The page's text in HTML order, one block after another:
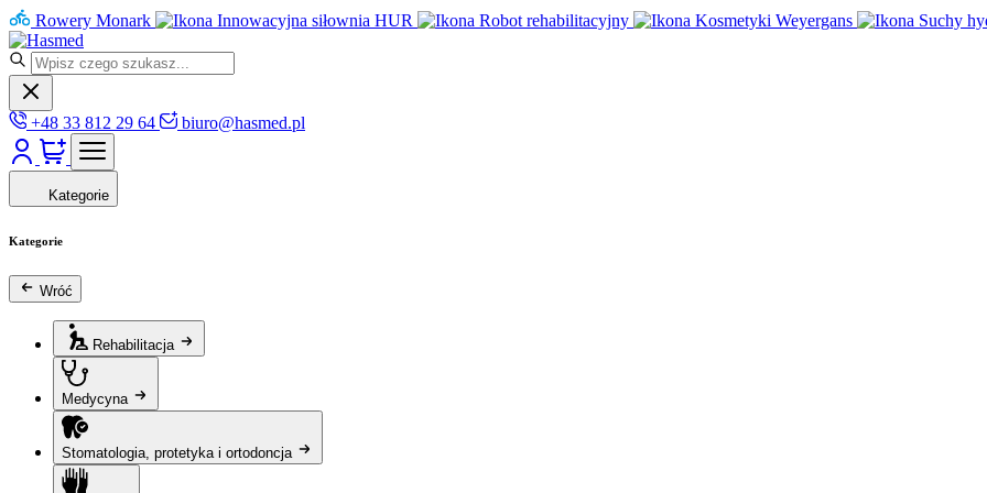
Rowery Monark Innowacyjna siłownia HUR Robot rehabilitacyjny Kosmetyki Weyergans Suchy
+48 33 812 29 64 biuro@hasmed.pl
Kategorie
Kategorie
Wróć
Rehabilitacja
Medycyna
Stomatologia, protetyka i ortodoncja